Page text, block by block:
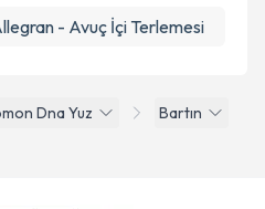
Dna Yuz
Bartın
- Avuç İçi Terlemesi